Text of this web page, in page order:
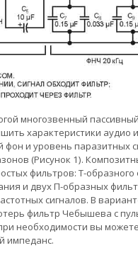
многозвенный
характеристики аудио
фон и уровень паразитных
(Рисунок 1).
фильтров: Т-
и двух П-образных
сигналов. В
фильтр Чебышева с
необходимости вы
импеданс.